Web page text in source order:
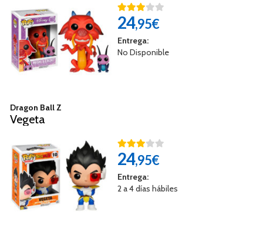
24,95€
Entrega:
No Disponible
Dragon Ball Z
Vegeta
24,95€
Entrega:
2 a 4 días hábiles